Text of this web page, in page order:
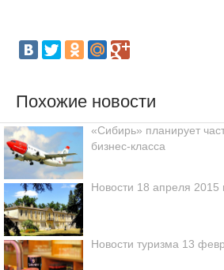
Похожие новости
«Сибирь» планирует
бизнес-класса
Новости 18 апреля 2015
Новости туризма 13